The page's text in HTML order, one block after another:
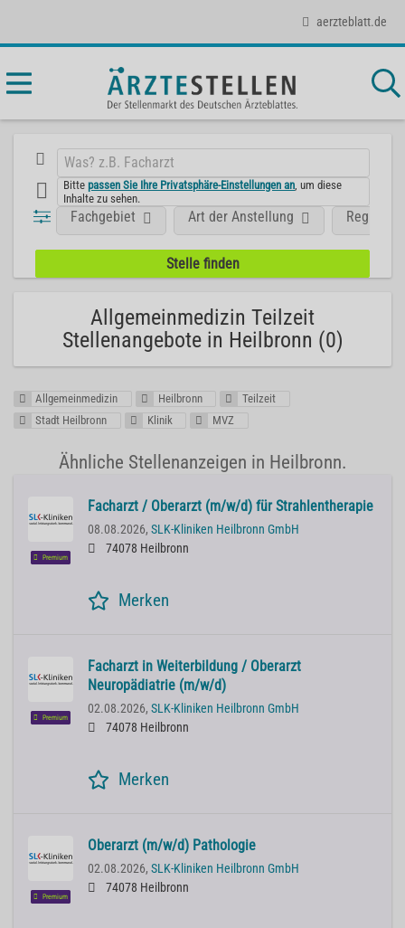
aerzteblatt.de
Bittepassen Sie Ihre Privatsphäre-Einstellungen an , um diese
Inhalte zu sehen.
Fachgebiet Art der Anstellung Region
Allgemeinmedizin Teilzeit
Stellenangebote in Heilbronn (0)
Allgemeinmedizin Heilbronn
Teilzeit
Stadt Heilbronn
Klinik MVZ
Ähnliche Stellenanzeigen in Heilbronn.
Premium
Facharzt / Oberarzt (m/w/d) für Strahlentherapie
08.08.2026, SLK-Kliniken Heilbronn GmbH
74078 Heilbronn
Merken
Premium
Facharzt in Weiterbildung / Oberarzt
Neuropädiatrie (m/w/d)
02.08.2026, SLK-Kliniken Heilbronn GmbH
74078 Heilbronn
Merken
Premium
Oberarzt (m/w/d) Pathologie
02.08.2026, SLK-Kliniken Heilbronn GmbH
74078 Heilbronn